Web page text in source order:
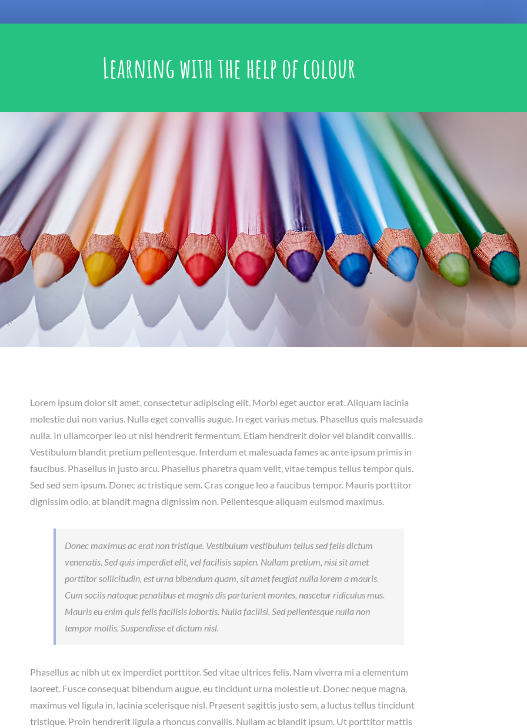
Learning with the help of colour
Lorem ipsum dolor sit amet, consectetur adipiscing elit. Morbi eget auctor erat. Aliquam lacinia
molestie dui non varius. Nulla eget convallis augue. In eget varius metus. Phasellus quis malesuada
nulla. In ullamcorper leo ut nisl hendrerit fermentum. Etiam hendrerit dolor vel blandit convallis.
Vestibulum blandit pretium pellentesque. Interdum et malesuada fames ac ante ipsum primis in
faucibus. Phasellus in justo arcu. Phasellus pharetra quam velit, vitae tempus tellus tempor quis.
Sed sed sem ipsum. Donec ac tristique sem. Cras congue leo a faucibus tempor. Mauris porttitor
dignissim odio, at blandit magna dignissim non. Pellentesque aliquam euismod maximus.
Donec maximus ac erat non tristique. Vestibulum vestibulum tellus sed felis dictum
venenatis. Sed quis imperdiet elit, vel facilisis sapien. Nullam pretium, nisi sit amet
porttitor sollicitudin, est urna bibendum quam, sit amet feugiat nulla lorem a mauris.
Cum sociis natoque penatibus et magnis dis parturient montes, nascetur ridiculus mus.
Mauris eu enim quis felis facilisis lobortis. Nulla facilisi. Sed pellentesque nulla non
tempor mollis. Suspendisse et dictum nisl.
Phasellus ac nibh ut ex imperdiet porttitor. Sed vitae ultrices felis. Nam viverra mi a elementum
laoreet. Fusce consequat bibendum augue, eu tincidunt urna molestie ut. Donec neque magna,
maximus vel ligula in, lacinia scelerisque nisl. Praesent sagittis justo sem, a luctus tellus tincidunt
tristique. Proin hendrerit ligula a rhoncus convallis. Nullam ac blandit ipsum. Ut porttitor mattis